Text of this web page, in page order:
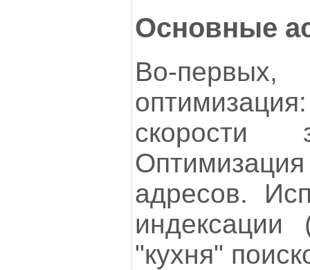
Основные
Во-первых,
скорости
адресов.
индексации
"кухня"